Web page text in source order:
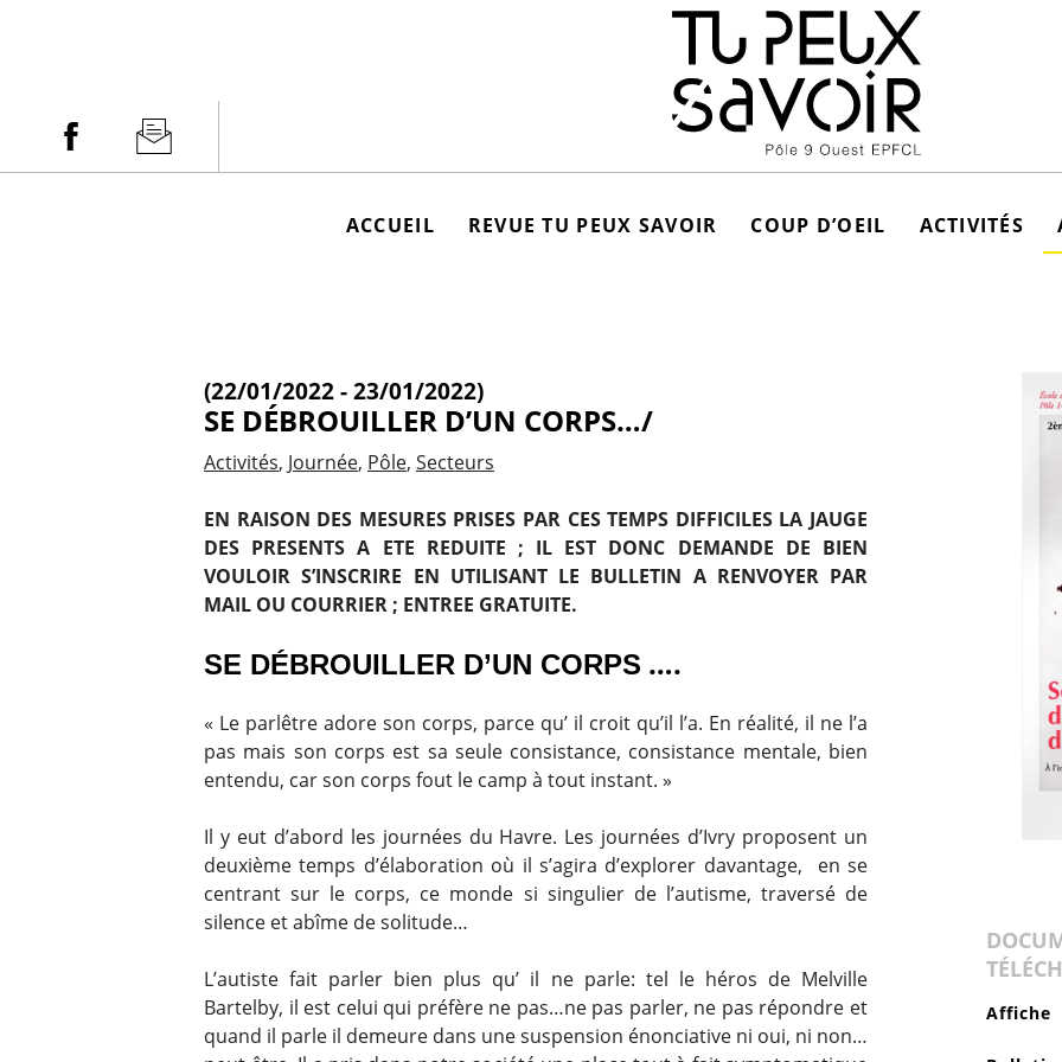
Facebook Newsletter
ACCUEIL REVUE TU PEUX SAVOIR COUP D’OEIL ACTIVITÉS
(22/01/2022 - 23/01/2022)
SE DÉBROUILLER D’UN CORPS…/
Activités Journée Pôle Secteurs
EN RAISON DES MESURES PRISES PAR CES TEMPS DIFFICILES LA JAUGE
DES PRESENTS A ETE REDUITE ; IL EST DONC DEMANDE DE BIEN
VOULOIR S’INSCRIRE EN UTILISANT LE BULLETIN A RENVOYER PAR
MAIL OU COURRIER ; ENTREE GRATUITE.
SE DÉBROUILLER D’UN CORPS ….
« Le parlêtre adore son corps, parce qu’ il croit qu’il l’a. En réalité, il ne l’a
pas mais son corps est sa seule consistance, consistance mentale, bien
entendu, car son corps fout le camp à tout instant. »
Il y eut d’abord les journées du Havre. Les journées d’Ivry proposent un
deuxième temps d’élaboration où il s’agira d’explorer davantage, en se
centrant sur le corps, ce monde si singulier de l’autisme, traversé de
silence et abîme de solitude…
L’autiste fait parler bien plus qu’ il ne parle: tel le héros de Melville
Bartelby, il est celui qui préfère ne pas…ne pas parler, ne pas répondre et
quand il parle il demeure dans une suspension énonciative ni oui, ni non…
Affiche